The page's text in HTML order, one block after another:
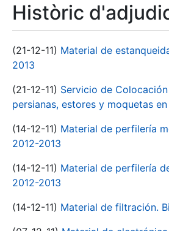
Històric
(21-12-11) Material de
2013
(21-12-11) Servicio de
persianas, estores y moquetas en
(14-12-11) Material de perfilería
2012-2013
(14-12-11) Material de perfilería
2012-2013
(14-12-11) Material de filtración.